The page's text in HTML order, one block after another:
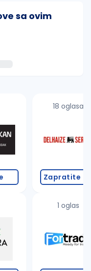
sa ovim
(koristite č, ć, š, đ,
grad
pretrage
18 oglasa
Zapratite
1 oglas